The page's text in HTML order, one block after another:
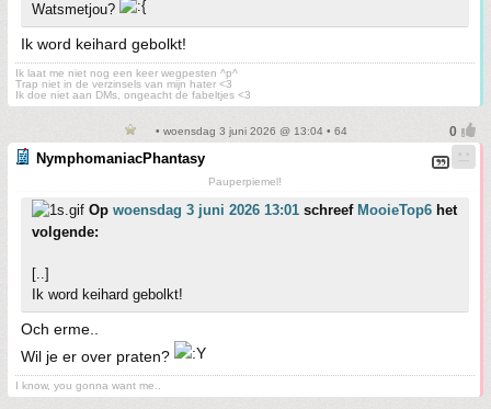
Watsmetjou?
Ik word keihard gebolkt!
Ik laat me niet nog een keer wegpesten ^p^
Trap niet in de verzinsels van mijn hater <3
Ik doe niet aan DMs, ongeacht de fabeltjes <3
• woensdag 3 juni 2026 @ 13:04 • 64
NymphomaniacPhantasy
Pauperpiemel!
Op woensdag 3 juni 2026 13:01 schreef MooieTop6 het
volgende:
[..]
Ik word keihard gebolkt!
Och erme..
Wil je er over praten?
I know, you gonna want me..